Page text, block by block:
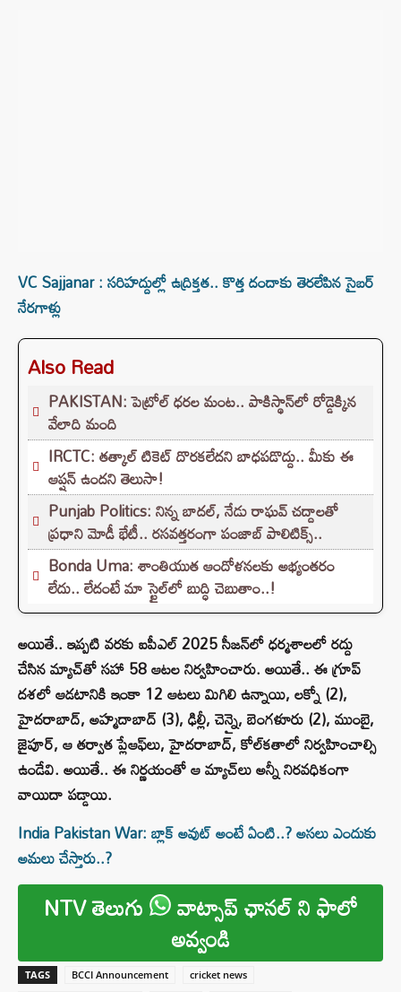
VC Sajjanar : సరిహద్దుల్లో ఉద్రిక్తత.. కొత్త దందాకు తెరలేపిన సైబర్
నేరగాళ్లు
Also Read
PAKISTAN: పెట్రోల్ ధరల మంట.. పాకిస్థాన్‌లో రోడ్డెక్కిన
వేలాది మంది
IRCTC: తత్కాల్ టికెట్ దొరకలేదని బాధపడొద్దు.. మీకు ఈ
ఆప్షన్ ఉందని తెలుసా!
Punjab Politics: నిన్న బాదల్, నేడు రాఘవ్ చద్దాలతో
ప్రధాని మోడీ భేటీ.. రసవత్తరంగా పంజాబ్ పాలిటిక్స్..
Bonda Uma: శాంతియుత ఆందోళనలకు అభ్యంతరం
లేదు.. లేదంటే మా స్టైల్‌లో బుద్ధి చెబుతాం..!
అయితే.. ఇప్పటి వరకు ఐపీఎల్ 2025 సీజన్‌లో ధర్మశాలలో రద్దు
చేసిన మ్యాచ్‌తో సహా 58 ఆటల నిర్వహించారు. అయితే.. ఈ గ్రూప్
దశలో ఆడటానికి ఇంకా 12 ఆటలు మిగిలి ఉన్నాయి, లక్నో (2),
హైదరాబాద్, అహ్మదాబాద్ (3), ఢిల్లీ, చెన్నై, బెంగళూరు (2), ముంబై,
జైపూర్, ఆ తర్వాత ప్లేఆఫ్‌లు, హైదరాబాద్, కోల్‌కతాలో నిర్వహించాల్సి
ఉండేవి. అయితే.. ఈ నిర్ణయంతో ఆ మ్యాచ్‌లు అన్నీ నిరవధికంగా
వాయిదా పడ్డాయి.
India Pakistan War: బ్లాక్‌ అవుట్‌ అంటే ఏంటి..? అసలు ఎందుకు
అమలు చేస్తారు..?
NTV తెలుగు వాట్సాప్ ఛానల్ ని ఫాలో
అవ్వండి
TAGS BCCI Announcement
cricket news